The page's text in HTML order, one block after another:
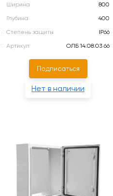
Ширина
800
Глубина
400
Степень защиты
IP66
Артикул
ОЛБ 14.08.03 66
Подписаться
Нет в наличии